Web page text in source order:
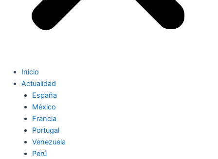
Inicio
Actualidad
España
México
Francia
Portugal
Venezuela
Perú